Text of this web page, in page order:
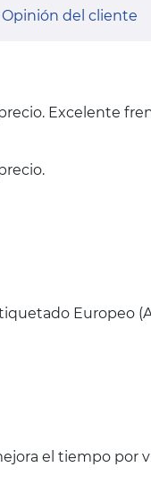
Opinión del cliente
Excelente
Europeo
el tiempo por